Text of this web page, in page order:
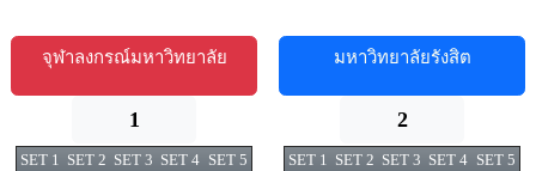
จุฬาลงกรณ์มหาวิทยาลัย
1
SET 1 SET 2 SET 3 SET 4 SET 5
มหาวิทยาลัยรังสิต
2
SET 1 SET 2 SET 3 SET 4 SET 5